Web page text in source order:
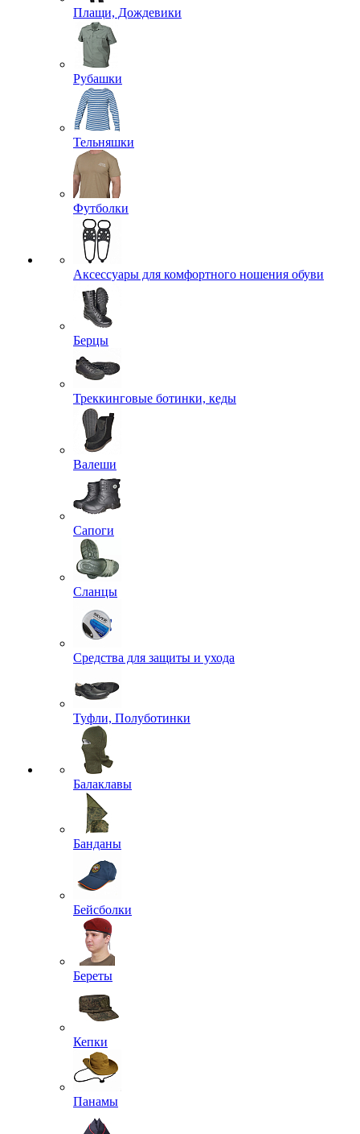
Плащи, Дождевики
Рубашки
Тельняшки
Футболки
Аксессуары для комфортного ношения обуви
Берцы
Треккинговые ботинки, кеды
Валеши
Сапоги
Сланцы
Средства для защиты и ухода
Туфли, Полуботинки
Балаклавы
Банданы
Бейсболки
Береты
Кепки
Панамы